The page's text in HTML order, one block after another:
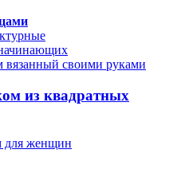
из квадратных
для женщин